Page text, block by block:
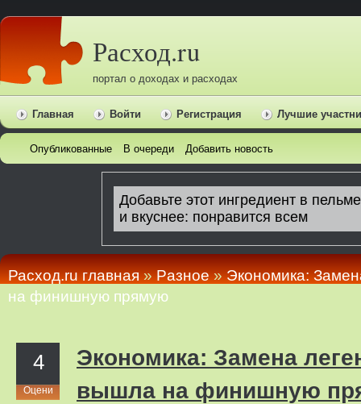
Расход.ru
портал о доходах и расходах
Главная Войти Регистрация Лучшие
Опубликованные В очереди Добавить новость
Расход.ru главная»Pазное»Экономика:
на финишную прямую
4
Оцени
Экономика: Замена
вышла на финишную